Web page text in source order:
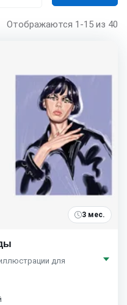
Отображаются 1-15 из 40
3 мес.
для